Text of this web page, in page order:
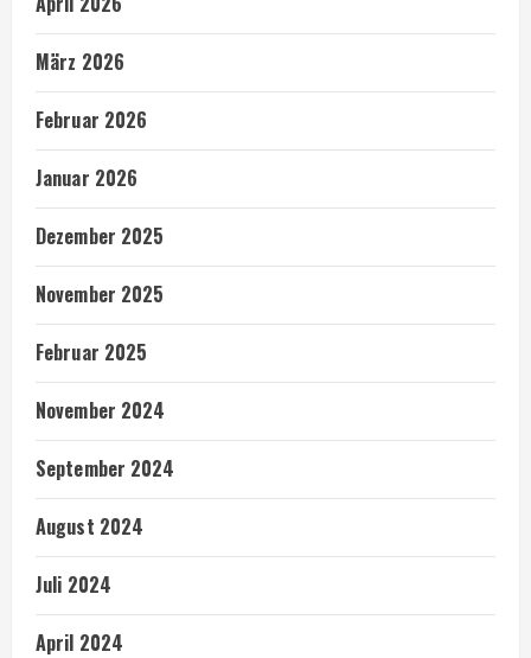
März 2026
Februar 2026
Januar 2026
Dezember 2025
November 2025
Februar 2025
November 2024
September 2024
August 2024
Juli 2024
April 2024